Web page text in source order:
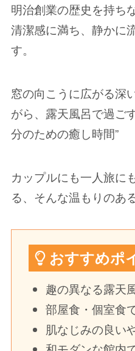
明治創業の歴史を持ち
清潔感に満ち、静かに
す。
窓の向こうに広がる深
がら、露天風呂で過ご
分のための癒し時間”
カップルにも一人旅に
る、そんな温もりのあ
おすすめポ
趣の異なる露天
部屋食・個室食
肌なじみの良い